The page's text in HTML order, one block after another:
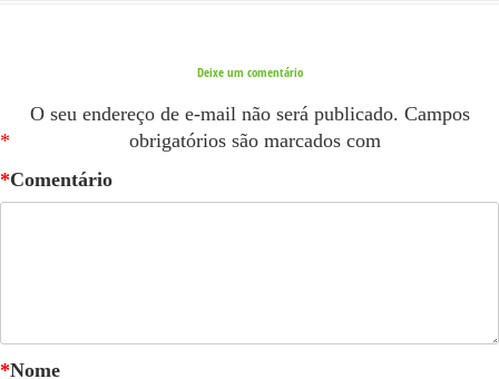
Deixe um comentário
O seu endereço de e-mail não será publicado. Campos
obrigatórios são marcados com
*
Comentário
*
Nome
*